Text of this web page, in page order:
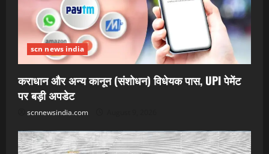
scn news india
कराधान और अन्य कानून (संशोधन) विधेयक पास, UPI पेमेंट
पर बड़ी अपडेट
scnnewsindia.com